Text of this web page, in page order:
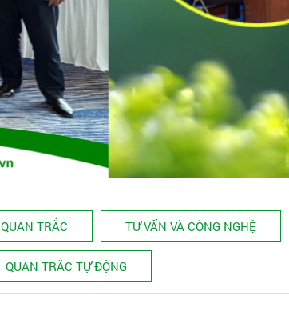
QUAN TRẮC TƯ VẤN VÀ CÔNG NGHỆ
QUAN TRẮC TỰ ĐỘNG